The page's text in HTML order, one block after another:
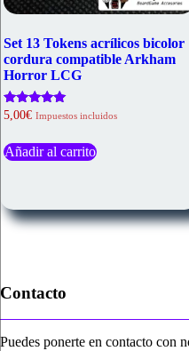
Set 13 Tokens acrílicos bicolor
cordura compatible Arkham
Horror LCG
Valorado
de 5
5,00€ Impuestos incluidos
Añadir al carrito
Contacto
Puedes ponerte en contacto con